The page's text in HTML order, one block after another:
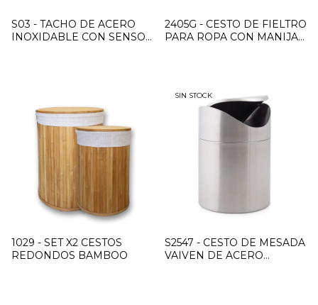
S03 - TACHO DE ACERO
INOXIDABLE CON SENSOR
2405G - CESTO DE FIELTRO
PARA ROPA CON MANIJAS
1029 - SET X2 CESTOS
REDONDOS BAMBOO
SIN STOCK
S2547 - CESTO DE MESADA
VAIVEN DE ACERO